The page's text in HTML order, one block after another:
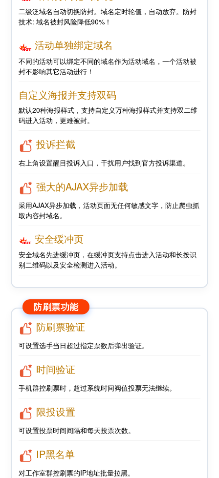
二级泛域名自动切换防封。域名定时轮值，自动放弃。防封
技术: 域名被封风险降低90%！
活动单独绑定域名
不同的活动可以绑定不同的域名作为活动域名，一个活动被
封不影响其它活动进行！
自定义海报并支持双码
默认20种海报样式，支持自定义万种海报样式并支持双二维
码进入活动，更难被封。
投诉拦截
右上角设置醒目投诉入口，干扰用户找到官方投诉渠道。
强大的AJAX异步加载
采用AJAX异步加载，活动页面无任何敏感文字，防止爬虫抓
取内容封域名。
安全缓冲页
安全域名先进缓冲页，在缓冲页支持点击进入活动和长按识
别二维码以及安全检测进入活动。
防刷票功能
防刷票验证
可设置选手当日超过指定票数后弹出验证。
时间验证
手机群控刷票时，超过系统时间阀值投票无法继续。
限投设置
可设置投票时间间隔和每天投票次数。
IP黑名单
对工作室群控刷票的IP地址批量拉黑。